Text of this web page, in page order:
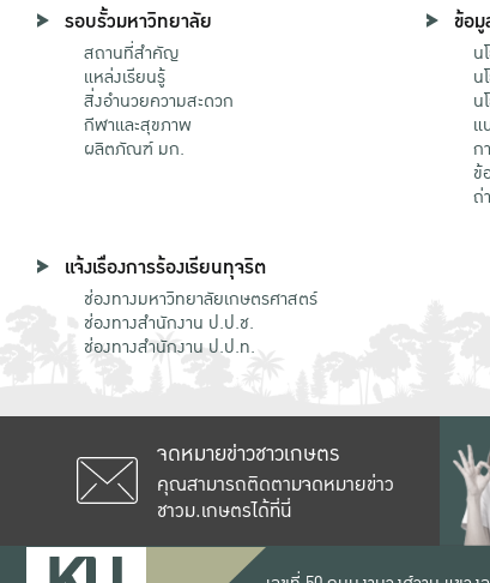
รอบรั้วมหาวิทยาลัย
สถานที่สำคัญ
แหล่งเรียนรู้
สิ่งอำนวยความสะดวก
กีฬาและสุขภาพ
ผลิตภัณฑ์ มก.
ข้อ
น
น
น
แ
ก
ข้
ถ่
แจ้งเรื่องการร้องเรียนทุจริต
ช่องทางมหาวิทยาลัยเกษตรศาสตร์
ช่องทางสำนักงาน ป.ป.ช.
ช่องทางสำนักงาน ป.ป.ท.
จดหมายข่าวชาวเกษตร
คุณสามารถติดตามจดหมายข่าว
ชาวม.เกษตรได้ที่นี่